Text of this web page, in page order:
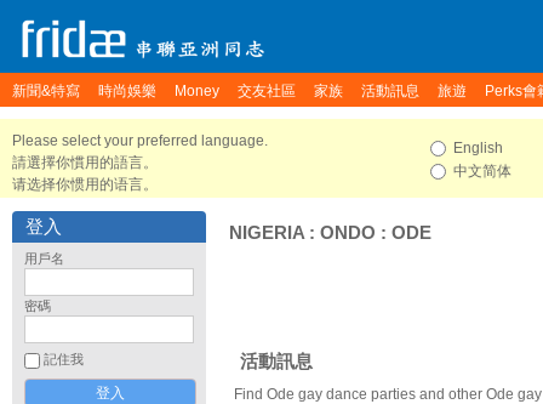
新聞&特寫 時尚娛樂 Money 交友社區 家族 活動訊息 旅遊 Perks會
Please select your preferred language.
請選擇你慣用的語言。
请选择你惯用的语言。
English
中文简体
登入
用戶名
密碼
記住我
NIGERIA : ONDO : ODE
活動訊息
Find Ode gay dance parties and other Ode